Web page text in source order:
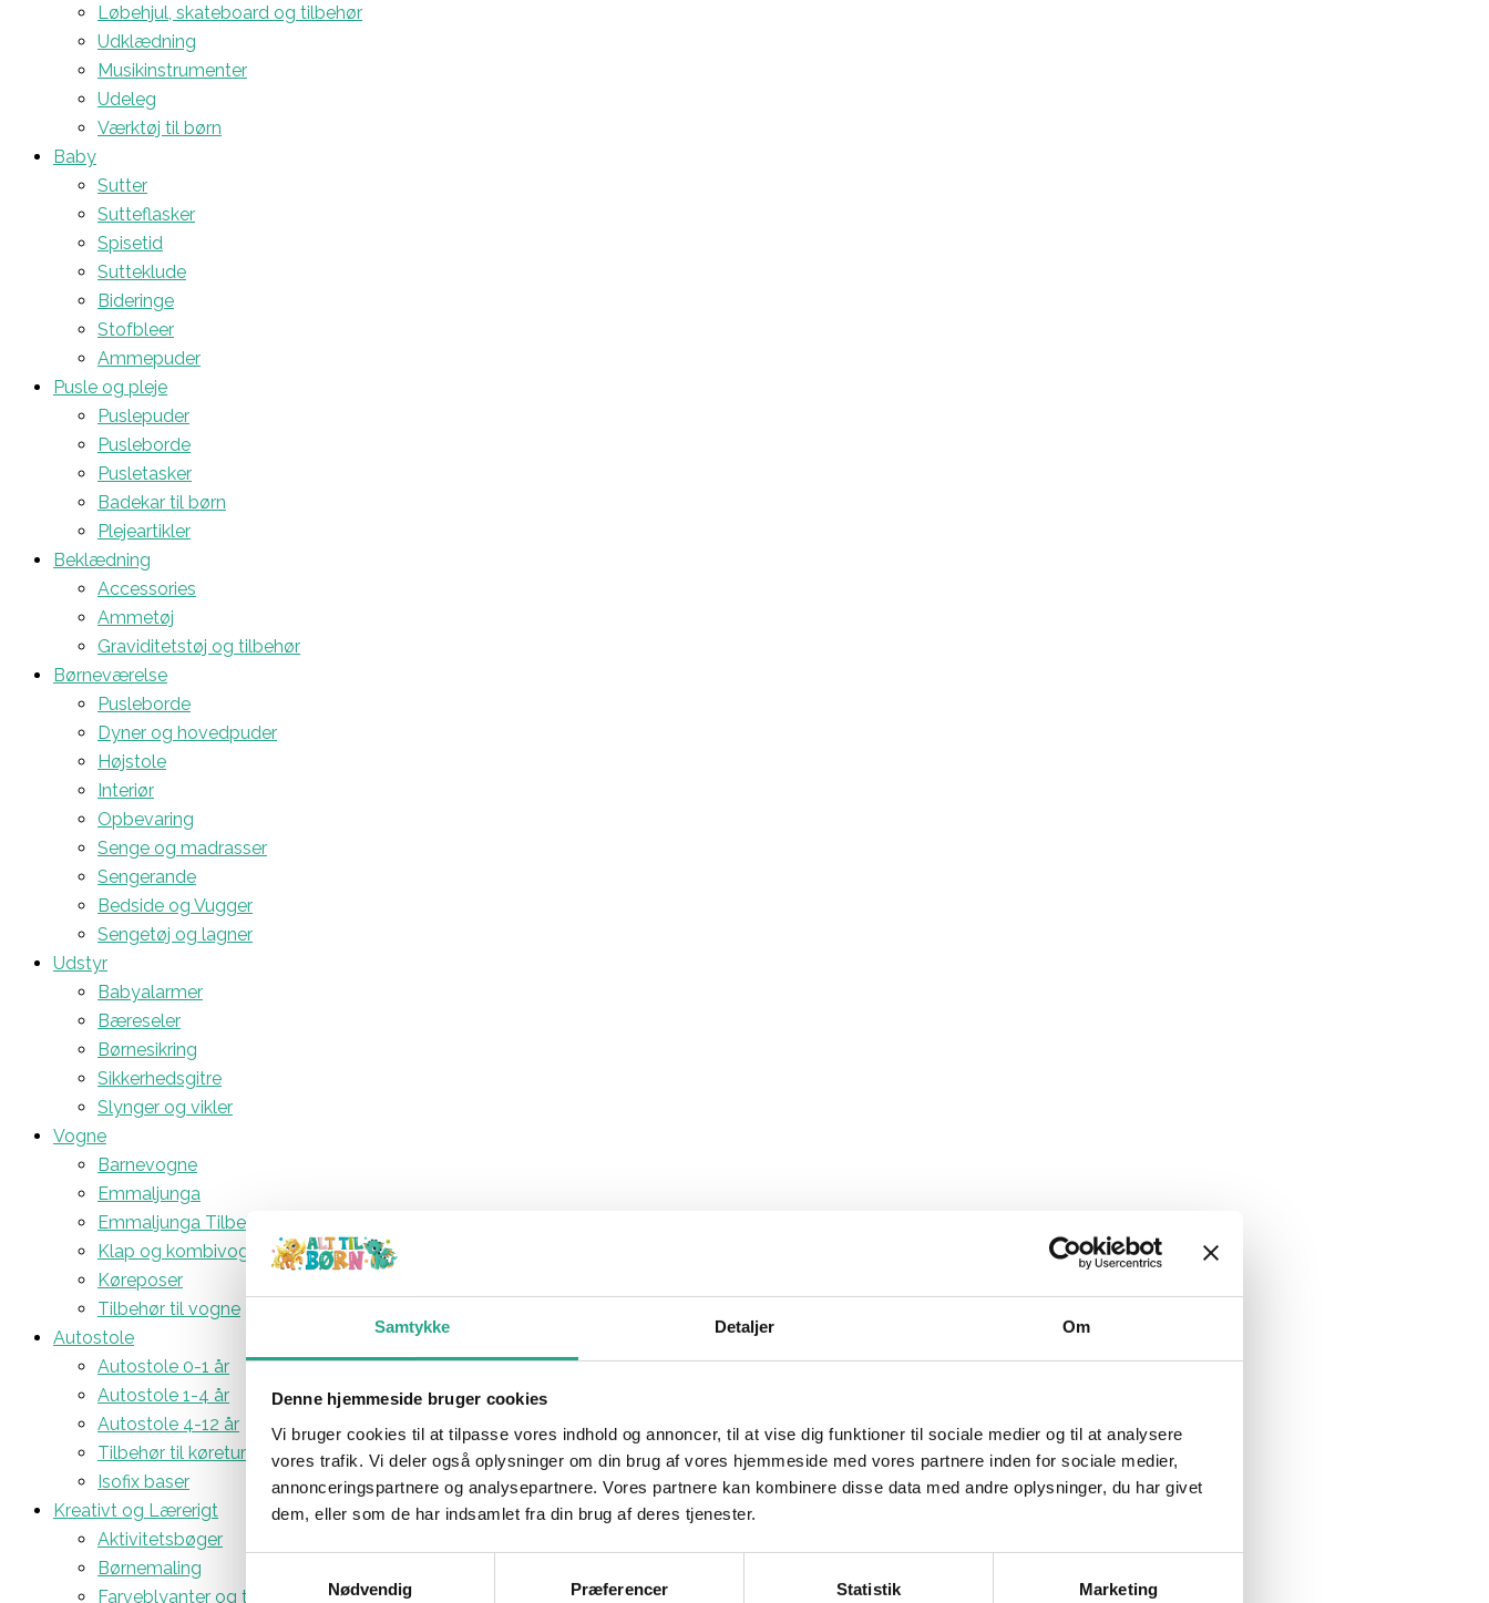
Samtykke Detaljer Om
Denne hjemmeside bruger cookies
Vi bruger cookies til at tilpasse vores indhold og annoncer, til at vise dig funktioner til sociale medier og til at analysere
vores trafik. Vi deler også oplysninger om din brug af vores hjemmeside med vores partnere inden for sociale medier,
annonceringspartnere og analysepartnere. Vores partnere kan kombinere disse data med andre oplysninger, du har givet
dem, eller som de har indsamlet fra din brug af deres tjenester.
Nødvendig
Præferencer Statistik Marketing
Løbehjul, skateboard og tilbehør
Udklædning
Musikinstrumenter
Udeleg
Værktøj til børn
Baby
Sutter
Sutteflasker
Spisetid
Sutteklude
Bideringe
Stofbleer
Ammepuder
Pusle og pleje
Puslepuder
Pusleborde
Pusletasker
Badekar til børn
Plejeartikler
Beklædning
Accessories
Ammetøj
Graviditetstøj og tilbehør
Børneværelse
Pusleborde
Dyner og hovedpuder
Højstole
Interiør
Opbevaring
Senge og madrasser
Sengerande
Bedside og Vugger
Sengetøj og lagner
Udstyr
Babyalarmer
Bæreseler
Børnesikring
Sikkerhedsgitre
Slynger og vikler
Vogne
Barnevogne
Emmaljunga
Emmaljunga Tilbehør
Klap og kombivogne
Køreposer
Tilbehør til vogne
Autostole
Autostole 0-1 år
Autostole 1-4 år
Autostole 4-12 år
Tilbehør til køreturen
Isofix baser
Kreativt og Lærerigt
Aktivitetsbøger
Børnemaling
Farveblyanter og tuscher